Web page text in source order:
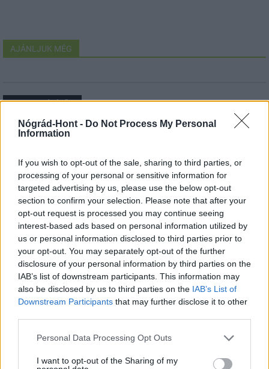
Nógrád-Hont - Do Not Process My Personal
Information
If you wish to opt-out of the sale, sharing to third parties, or
processing of your personal or sensitive information for
targeted advertising by us, please use the below opt-out
section to confirm your selection. Please note that after your
opt-out request is processed you may continue seeing
interest-based ads based on personal information utilized by
us or personal information disclosed to third parties prior to
your opt-out. You may separately opt-out of the further
disclosure of your personal information by third parties on the
IAB’s list of downstream participants. This information may
also be disclosed by us to third parties on the IAB’s List of
Downstream Participants that may further disclose it to other
Please note that this website/app uses one or more Google
not limited to your visit or usage behaviour. You may click to
Personal Data Processing Opt Outs
I want to opt-out of the Sharing of my
AJÁNLJUK MÉG
MAGYAR ÉPÍTŐK
Aktuális
Tata műemlékfelújítás műemlék restaurálás
A projekt részeként megújulnak a területen található
műemlékek, köztük a különleges Műromok, valamint a közeli